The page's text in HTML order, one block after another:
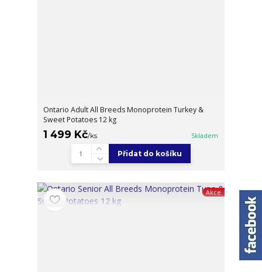
Ontario Adult All Breeds Monoprotein Turkey &
Sweet Potatoes 12 kg
1 499 Kč/ks Skladem
Přidat do košíku
Akce